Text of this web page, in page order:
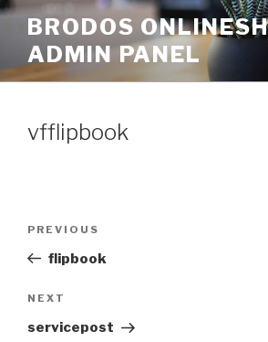
Skip
content
BRODOS
ADMIN PANEL
vfflipbook
Previous
Post
PREVIOUS
flipbook
Next
Post
NEXT
servicepost